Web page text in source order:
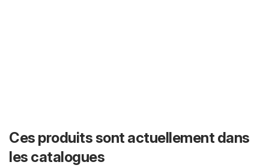
Ces produits sont actuellement dans
les catalogues